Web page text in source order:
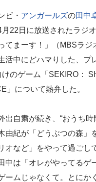
ビ・ アンガールズの田中
月22日に放送されたラジ
てまーす！」（MBSラジ
活中にどハマりした、プ
けのゲーム「SEKIRO：
」について熱弁した。
出自粛が続き、“おうち時
由紀が「どうぶつの森」
オなど」をやって過ごし
中は「オレがやってるゲ
ームじゃなくて。とにか